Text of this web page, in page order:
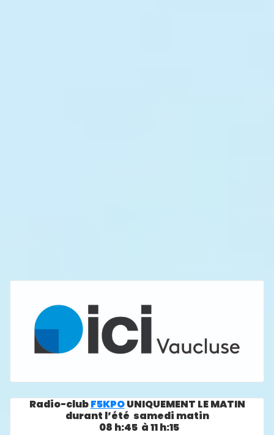
Radio-clubF5KPOUNIQUEMENT LE MATIN
durant l’été samedi matin
08 h:45 à 11 h:15